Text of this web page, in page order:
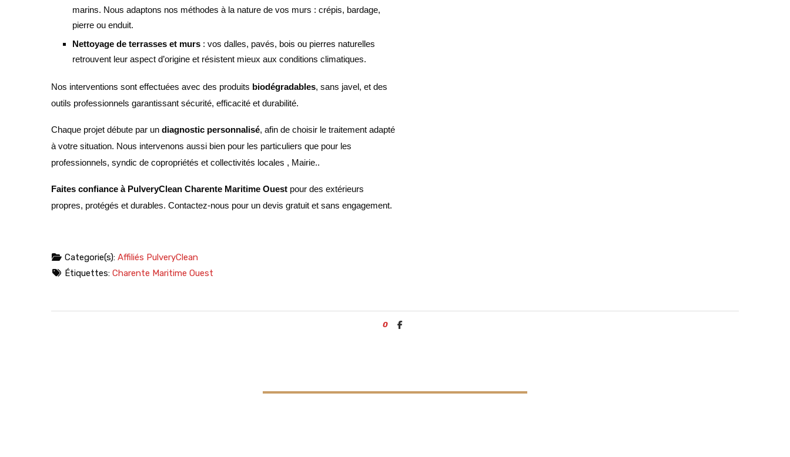
marins. Nous adaptons nos méthodes à la nature de vos murs : crépis, bardage,
pierre ou enduit.
Nettoyage de terrasses et murs : vos dalles, pavés, bois ou pierres naturelles
retrouvent leur aspect d’origine et résistent mieux aux conditions climatiques.
Nos interventions sont effectuées avec des produits biodégradables, sans javel, et des
outils professionnels garantissant sécurité, efficacité et durabilité.
Chaque projet débute par un diagnostic personnalisé, afin de choisir le traitement adapté
à votre situation. Nous intervenons aussi bien pour les particuliers que pour les
professionnels, syndic de copropriétés et collectivités locales , Mairie..
Faites confiance à PulveryClean Charente Maritime Ouest pour des extérieurs
propres, protégés et durables. Contactez-nous pour un devis gratuit et sans engagement.
Categorie(s): Affiliés PulveryClean
Étiquettes: Charente Maritime Ouest
0